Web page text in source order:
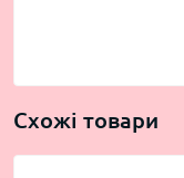
Схожі товари